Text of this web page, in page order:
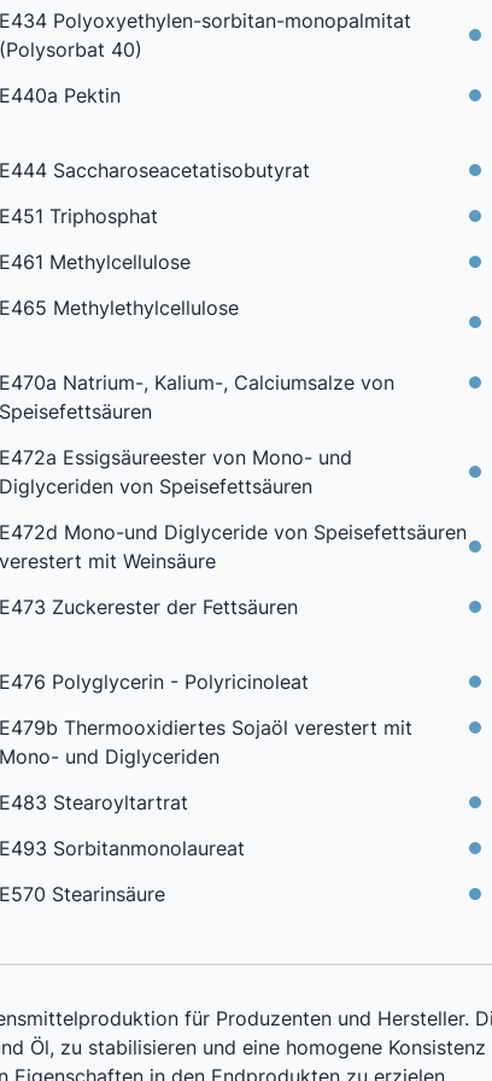
E434 Polyoxyethylen-sorbitan-monopalmitat
(Polysorbat 40)
E440a Pektin
E444 Saccharoseacetatisobutyrat
E451 Triphosphat
E461 Methylcellulose
E465 Methylethylcellulose
E470a Natrium-, Kalium-, Calciumsalze von
Speisefettsäuren
E472a Essigsäureester von Mono- und
Diglyceriden von Speisefettsäuren
E472d Mono-und Diglyceride von Speisefettsäuren
verestert mit Weinsäure
E473 Zuckerester der Fettsäuren
E476 Polyglycerin - Polyricinoleat
E479b Thermooxidiertes Sojaöl verestert mit
Mono- und Diglyceriden
E483 Stearoyltartrat
E493 Sorbitanmonolaureat
E570 Stearinsäure
für Produzenten und Hersteller.
Öl, zu stabilisieren und eine homogene
in den Endprodukten zu erzielen.